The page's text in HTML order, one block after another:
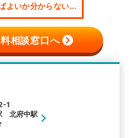
よいか分からない...
相談窓口へ
1
北府中駅